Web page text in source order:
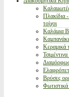
Πλακίδια
τοίχοι
Καλάμια
Κεραμικά
Βρύσες